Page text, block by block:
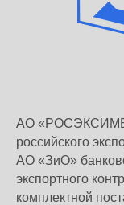
АО
российского
АО «ЗиО»
экспортного
комплектной